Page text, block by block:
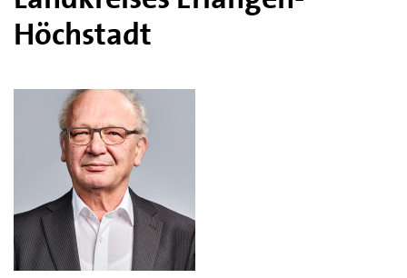
Höchstadt